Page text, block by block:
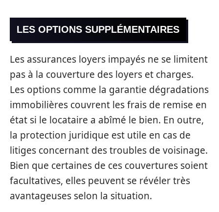
LES OPTIONS SUPPLÉMENTAIRES
Les assurances loyers impayés ne se limitent
pas à la couverture des loyers et charges.
Les options comme la garantie dégradations
immobilières couvrent les frais de remise en
état si le locataire a abîmé le bien. En outre,
la protection juridique est utile en cas de
litiges concernant des troubles de voisinage.
Bien que certaines de ces couvertures soient
facultatives, elles peuvent se révéler très
avantageuses selon la situation.